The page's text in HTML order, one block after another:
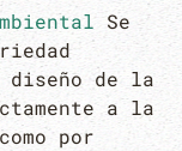
Se
de la
a la
por